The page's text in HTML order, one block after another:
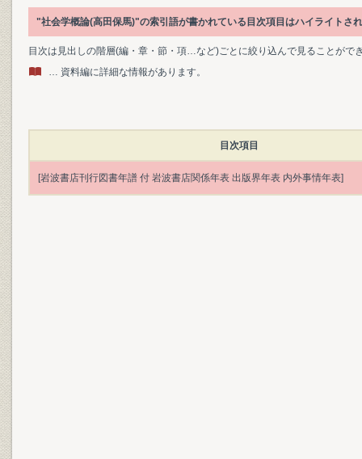
"社会学概論(高田保馬)"の索引語が書かれている目次項目はハイライトさ
目次は見出しの階層(編・章・節・項…など)ごとに絞り込んで見ることがで
… 資料編に詳細な情報があります。
目次項目
[岩波書店刊行図書年譜 付 岩波書店関係年表 出版界年表 内外事情年表]